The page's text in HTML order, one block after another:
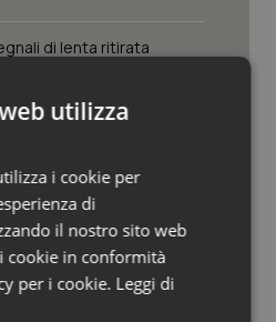
di lenta ritirata
via la prima gara dedicata
della mammella: accordo
48 milioni per tecnologie e
vigore gli obblighi di
cosa cambia per sanità
ai cittadini
utilizza
i cookie per
di
il nostro sito web
cookie in conformità
per i cookie. Leggi di